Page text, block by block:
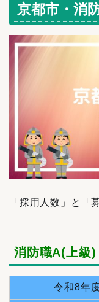
京都市・消
「採用人数」と「
消防職A(上級)
令和8年